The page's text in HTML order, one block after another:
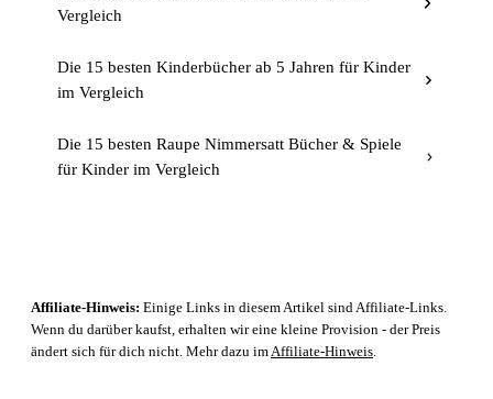
Vergleich
Die 15 besten Kinderbücher ab 5 Jahren für Kinder
im Vergleich
Die 15 besten Raupe Nimmersatt Bücher & Spiele
für Kinder im Vergleich
Affiliate-Hinweis: Einige Links in diesem Artikel sind Affiliate-Links.
Wenn du darüber kaufst, erhalten wir eine kleine Provision - der Preis
ändert sich für dich nicht. Mehr dazu im Affiliate-Hinweis